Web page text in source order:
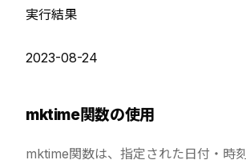
実行結果
2023-08-24
mktime関数の使用
mktime関数は、指定された日付・時